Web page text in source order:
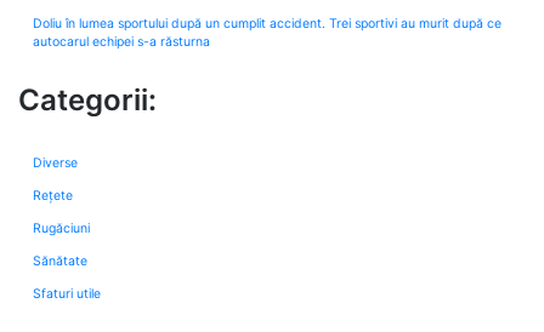
Doliu în lumea sportului după un cumplit accident. Trei sportivi au murit după ce
autocarul echipei s-a răsturna
Categorii:
Diverse
Rețete
Rugăciuni
Sănătate
Sfaturi utile